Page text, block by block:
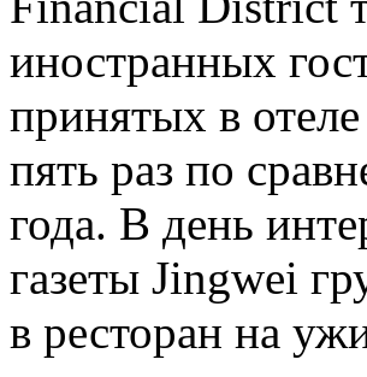
иностранных
принятых в
пять раз по
года. В день
газеты Jingwei
в ресторан на